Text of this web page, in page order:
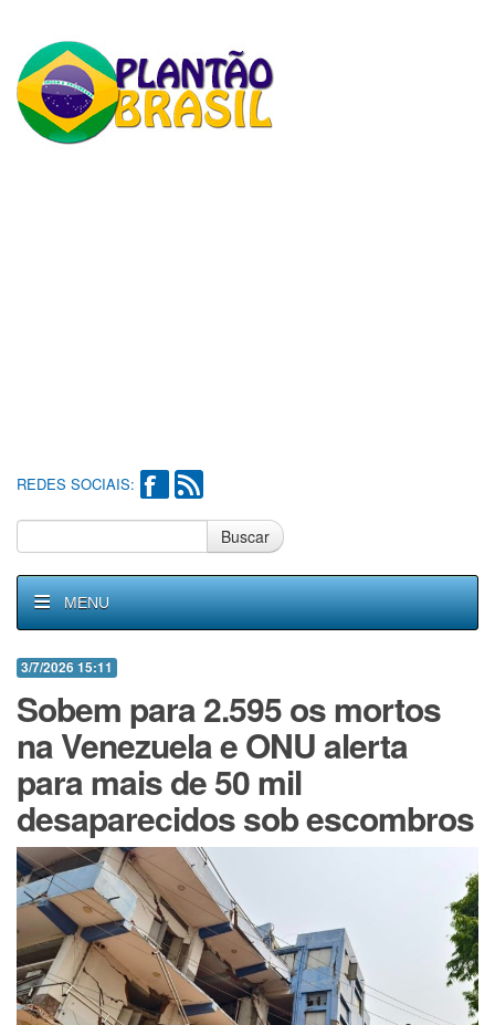
REDES SOCIAIS:
Buscar
MENU
3/7/2026 15:11
Sobem para 2.595 os mortos
na Venezuela e ONU alerta
para mais de 50 mil
desaparecidos sob escombros